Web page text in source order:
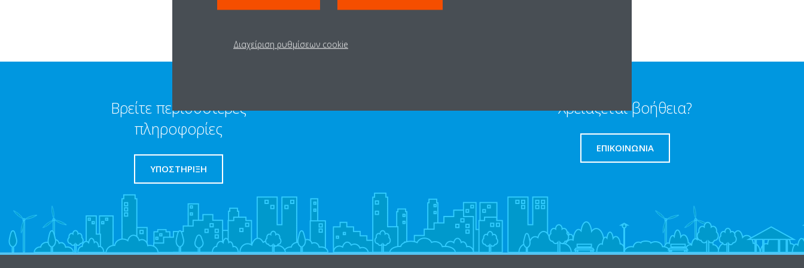
Βρείτε περισσότερες
πληροφορίες
ΥΠΟΣΤΗΡΙΞΗ
Χρειαζεται βοήθεια?
ΕΠΙΚΟΙΝΩΝΊΑ
Διαχείριση ρυθμίσεων cookie